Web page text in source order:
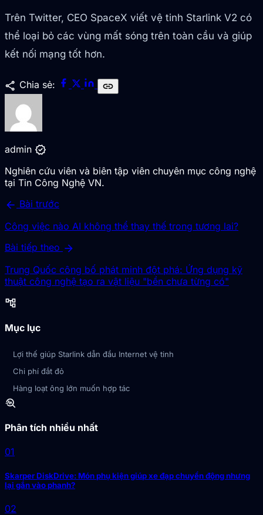
Trên Twitter, CEO SpaceX viết vệ tinh Starlink V2 có
thể loại bỏ các vùng mất sóng trên toàn cầu và giúp
kết nối mạng tốt hơn.
share Chia sẻ: link
admin verified
Nghiên cứu viên và biên tập viên chuyên mục công nghệ
tại Tin Công Nghệ VN.
arrow_back Bài trước
Công việc nào AI không thể thay thế trong tương lai?
Bài tiếp theo arrow_forward
Trung Quốc công bố phát minh đột phá: Ứng dụng kỹ
thuật công nghệ tạo ra vật liệu "bền chưa từng có"
account_tree
Mục lục
Lợi thế giúp Starlink dẫn đầu Internet vệ tinh
Chi phí đắt đỏ
Hàng loạt ông lớn muốn hợp tác
troubleshoot
Phân tích nhiều nhất
01
Skarper DiskDrive: Món phụ kiện giúp xe đạp chuyển động nhưng
lại gắn vào phanh?
02